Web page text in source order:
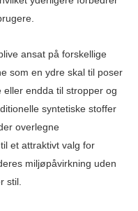
ansat på forskellige
som en ydre skal til poser
endda til stropper og
syntetiske stoffer
overlegne
et attraktivt valg for
miljøpåvirkning uden
stil.